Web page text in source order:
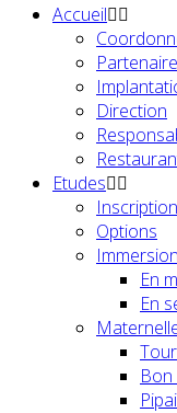
Accueil
Direction
Etudes
Options
Immersion
En
En